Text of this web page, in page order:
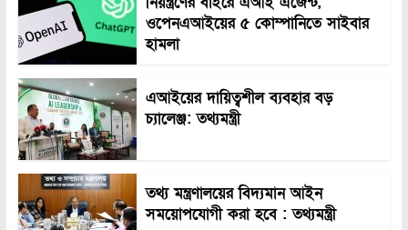
ওপেনএআইয়ের ৫ কোম্পানিতে সাইবার
হামলা
এআইয়ের দায়িত্বশীল ব্যবহার বড়
চ্যালেঞ্জ: তথ্যমন্ত্রী
তথ্য মন্ত্রণালয়ের বিদ্যমান আইন
সময়োপযোগী করা হবে : তথ্যমন্ত্রী